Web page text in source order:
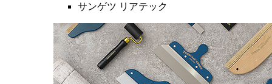
サンゲツ リアテック